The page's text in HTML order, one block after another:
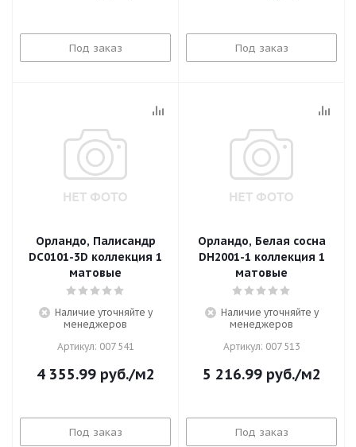
Под заказ Под заказ
Орландо, Палисандр
DC0101-3D коллекция 1
матовые
Наличие уточняйте у
менеджеров
Артикул: 007 541
4 355.99руб./м2
Под заказ
Орландо, Белая сосна
DH2001-1 коллекция 1
матовые
Наличие уточняйте у
менеджеров
Артикул: 007 513
5 216.99руб./м2
Под заказ